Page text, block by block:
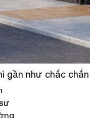
gần như chắc